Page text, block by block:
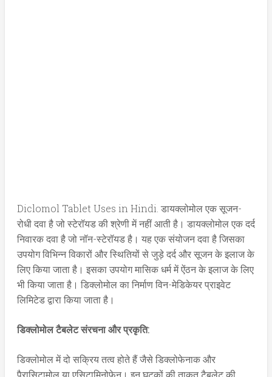
Diclomol Tablet Uses in Hindi. डायक्लोमोल एक सूजन-
रोधी दवा है जो स्टेरॉयड की श्रेणी में नहीं आती है। डायक्लोमोल एक दर्द
निवारक दवा है जो नॉन-स्टेरॉयड है। यह एक संयोजन दवा है जिसका
उपयोग विभिन्न विकारों और स्थितियों से जुड़े दर्द और सूजन के इलाज के
लिए किया जाता है। इसका उपयोग मासिक धर्म में ऐंठन के इलाज के लिए
भी किया जाता है। डिक्लोमोल का निर्माण विन-मेडिकेयर प्राइवेट
लिमिटेड द्वारा किया जाता है।
डिक्लोमोल टैबलेट संरचना और प्रकृति:
डिक्लोमोल में दो सक्रिय तत्व होते हैं जैसे डिक्लोफेनाक और
पैरासिटामोल या एसिटामिनोफेन। इन घटकों की ताकत टैबलेट की